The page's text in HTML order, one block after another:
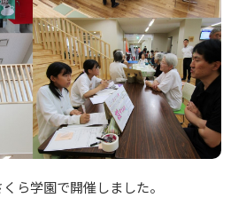
ら学園で開催しました。